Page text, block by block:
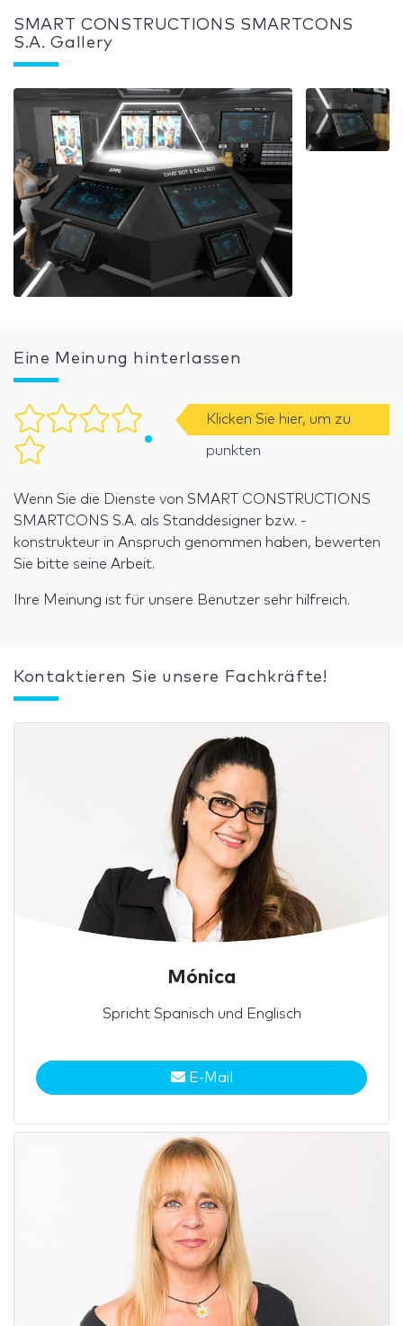
SMART CONSTRUCTIONS SMARTCONS
S.A. Gallery
Eine Meinung hinterlassen
Klicken Sie hier, um zu
punkten
Wenn Sie die Dienste von SMART CONSTRUCTIONS
SMARTCONS S.A. als Standdesigner bzw. -
konstrukteur in Anspruch genommen haben, bewerten
Sie bitte seine Arbeit.
Ihre Meinung ist für unsere Benutzer sehr hilfreich.
Kontaktieren Sie unsere Fachkräfte!
Mónica
Spricht Spanisch und Englisch
E-Mail